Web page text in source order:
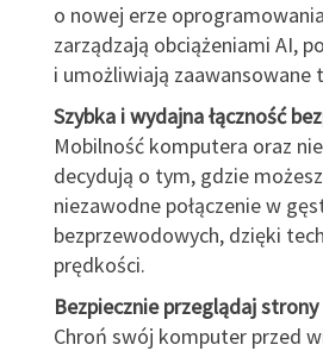
o nowej erze
zarządzają obciążeniami AI,
i umożliwiają zaawansowane
Szybka i wydajna łączność
Mobilność komputera oraz
decydują o tym, gdzie
niezawodne połączenie w
bezprzewodowych, dzięki
prędkości.
Bezpiecznie przeglądaj
Chroń swój komputer przed